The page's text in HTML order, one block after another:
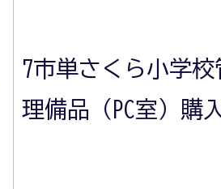
7市単さくら小学校
理備品（PC室）購